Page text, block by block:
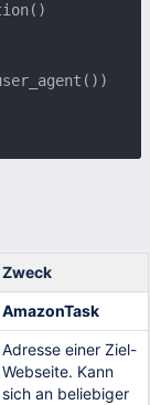
Zweck
AmazonTask
Adresse einer Ziel-
Webseite. Kann
sich an beliebiger